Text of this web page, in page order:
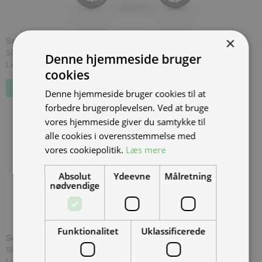
Seiemmezzo STR - Smoky Anthracite
58.998,00 kr.
Inkl. moms.
Levering 1 uge
Seiemmezzo STR - Starlight White
58.998,00 kr.
×
Denne hjemmeside bruger
cookies
Denne hjemmeside bruger cookies til at
forbedre brugeroplevelsen. Ved at bruge
vores hjemmeside giver du samtykke til
alle cookies i overensstemmelse med
vores cookiepolitik. Læs mere
Absolut
nødvendige
Ydeevne Målretning
Funktionalitet Uklassificerede